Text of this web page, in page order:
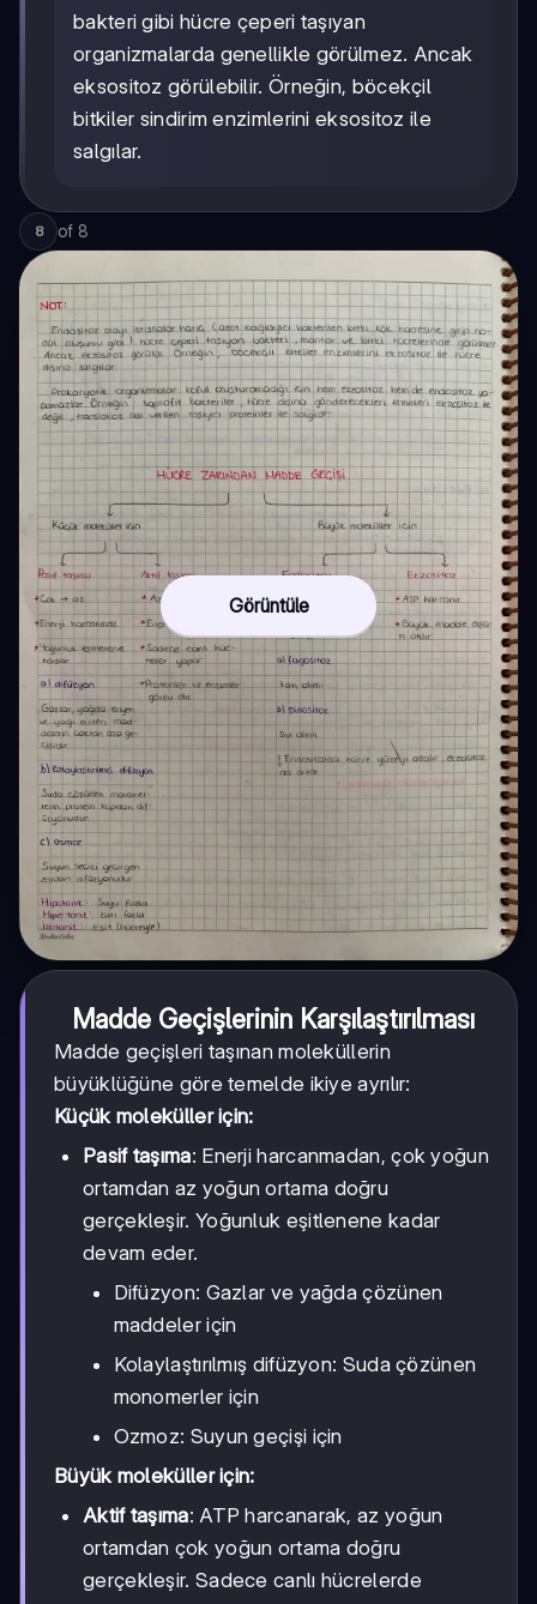
bakteri gibi hücre çeperi taşıyan
organizmalarda genellikle görülmez. Ancak
eksositoz görülebilir. Örneğin, böcekçil
bitkiler sindirim enzimlerini eksositoz ile
salgılar.
8 of 8
Görüntüle
Madde Geçişlerinin Karşılaştırılması
Madde geçişleri taşınan moleküllerin
büyüklüğüne göre temelde ikiye ayrılır:
Küçük moleküller için:
Pasif taşıma: Enerji harcanmadan, çok yoğun
ortamdan az yoğun ortama doğru
gerçekleşir. Yoğunluk eşitlenene kadar
devam eder.
Difüzyon: Gazlar ve yağda çözünen
maddeler için
Kolaylaştırılmış difüzyon: Suda çözünen
monomerler için
Ozmoz: Suyun geçişi için
Büyük moleküller için:
Aktif taşıma: ATP harcanarak, az yoğun
ortamdan çok yoğun ortama doğru
gerçekleşir. Sadece canlı hücrelerde